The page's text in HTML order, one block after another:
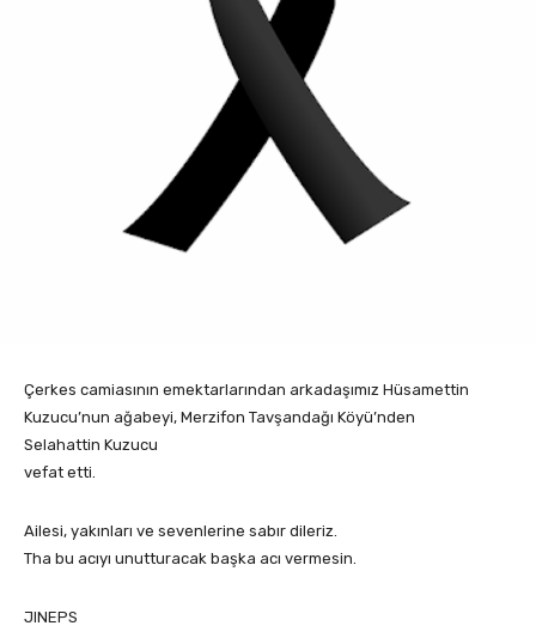
Çerkes camiasının emektarlarından arkadaşımız Hüsamettin
Kuzucu’nun ağabeyi, Merzifon Tavşandağı Köyü’nden
Selahattin Kuzucu
vefat etti.
Ailesi, yakınları ve sevenlerine sabır dileriz.
Tha bu acıyı unutturacak başka acı vermesin.
JINEPS